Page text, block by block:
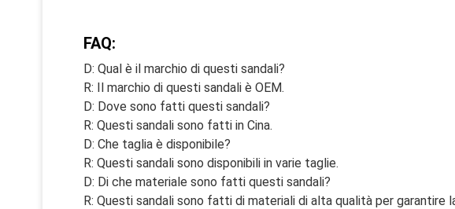
FAQ:
D: Qual è il marchio di questi sandali?
R: Il marchio di questi sandali è OEM.
D: Dove sono fatti questi sandali?
R: Questi sandali sono fatti in Cina.
D: Che taglia è disponibile?
R: Questi sandali sono disponibili in varie taglie.
D: Di che materiale sono fatti questi sandali?
R: Questi sandali sono fatti di materiali di alta qualità per garantire